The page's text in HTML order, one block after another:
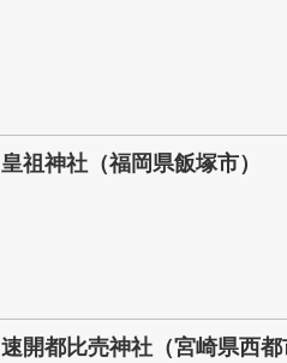
皇祖神社（福岡県飯塚市）
速開都比売神社（宮崎県西